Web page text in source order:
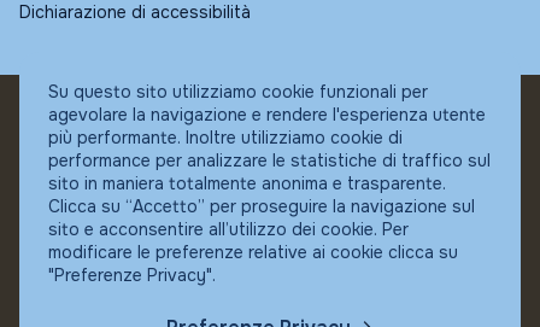
Dichiarazione di accessibilità
© Fundstore
Collocatore autorizzato:
Banca Ifigest SpA
P.Iva: 04337180485
Su questo sito utilizziamo cookie funzionali per
agevolare la navigazione e rendere l'esperienza utente
più performante. Inoltre utilizziamo cookie di
performance per analizzare le statistiche di traffico sul
sito in maniera totalmente anonima e trasparente.
Clicca su “Accetto” per proseguire la navigazione sul
sito e acconsentire all’utilizzo dei cookie. Per
modificare le preferenze relative ai cookie clicca su
"Preferenze Privacy".